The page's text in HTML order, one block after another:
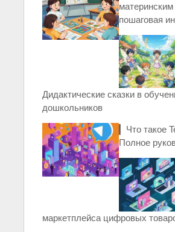
пошаговая
Дидактические сказки в
дошкольников
▎Что такое
Полное
маркетплейса цифровых